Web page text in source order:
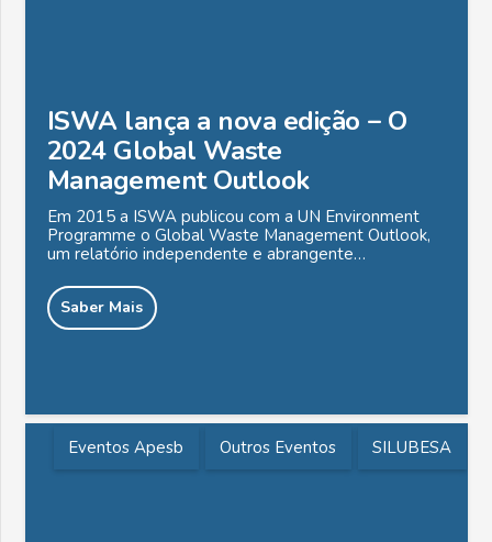
ISWA lança a nova edição – O
2024 Global Waste
Management Outlook
Em 2015 a ISWA publicou com a UN Environment
Programme o Global Waste Management Outlook,
um relatório independente e abrangente…
Saber Mais
Eventos Apesb Outros Eventos SILUBESA